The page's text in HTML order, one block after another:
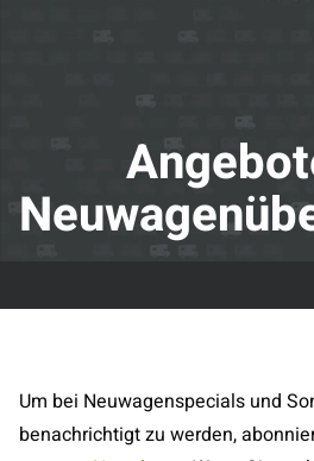
Um bei Neuwagenspecials und
benachrichtigt zu werden,